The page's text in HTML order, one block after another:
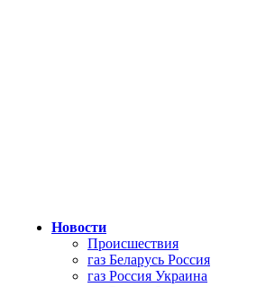
Новости
Происшествия
газ Беларусь Россия
газ Россия Украина